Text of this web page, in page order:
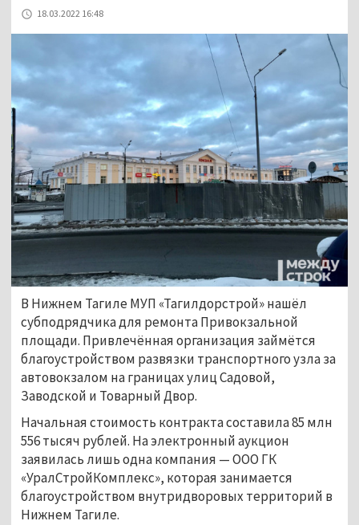
18.03.2022 16:48
В Нижнем Тагиле МУП «Тагилдорстрой» нашёл
субподрядчика для ремонта Привокзальной
площади. Привлечённая организация займётся
благоустройством развязки транспортного узла за
автовокзалом на границах улиц Садовой,
Заводской и Товарный Двор.
Начальная стоимость контракта составила 85 млн
556 тысяч рублей. На электронный аукцион
заявилась лишь одна компания — ООО ГК
«УралСтройКомплекс», которая занимается
благоустройством внутридворовых территорий в
Нижнем Тагиле.